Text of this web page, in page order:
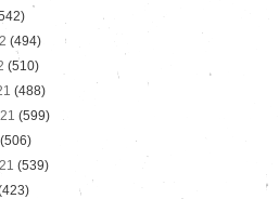
(494)
(510)
(488)
(599)
(506)
(539)